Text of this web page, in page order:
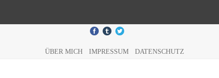
ÜBER MICH IMPRESSUM DATENSCHUTZ